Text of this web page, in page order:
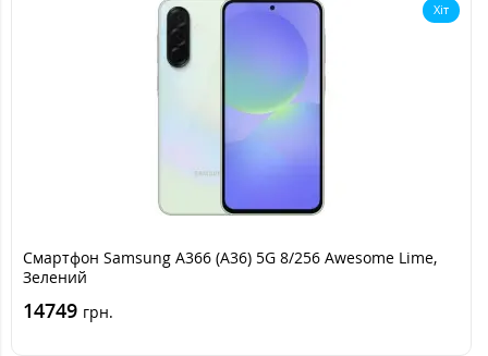
Хіт
Смартфон Samsung A366 (A36) 5G 8/256 Awesome Lime,
Зелений
14749 грн.